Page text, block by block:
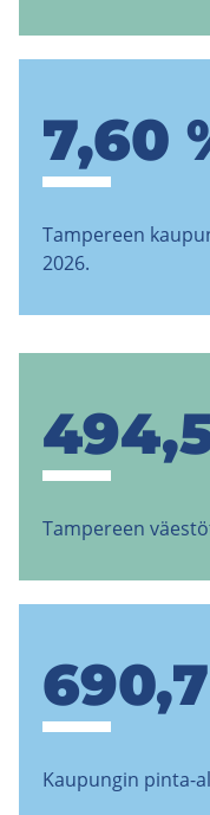
7,60
Tampereen
2026.
Tampereen
690,7
Kaupungin pinta-